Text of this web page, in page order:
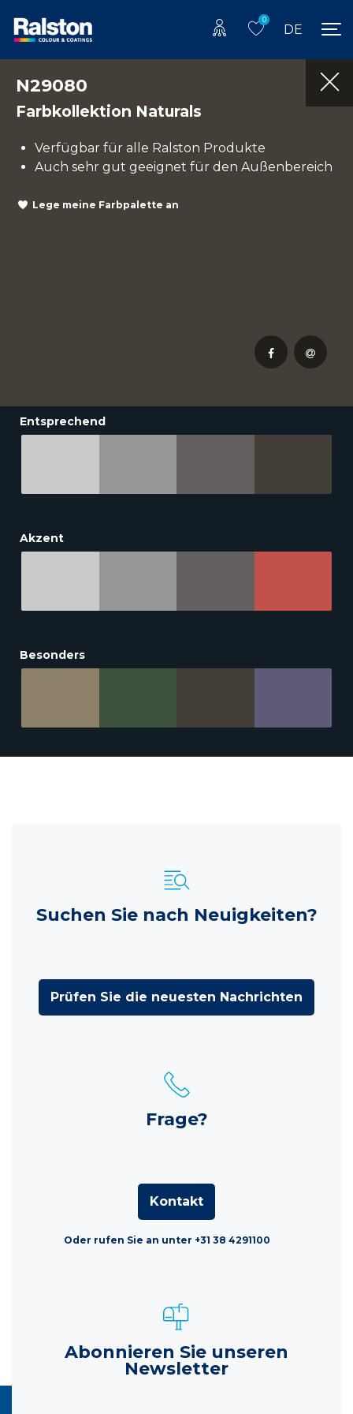
0
DE
N29080
Farbkollektion Naturals
Verfügbar für alle Ralston Produkte
Auch sehr gut geeignet für den Außenbereich
Lege meine Farbpalette an
Entsprechend
Akzent
Besonders
Suchen Sie nach Neuigkeiten?
Prüfen Sie die neuesten Nachrichten
Frage?
Kontakt
Oder rufen Sie an unter +31 38 4291100
Abonnieren Sie unseren
Newsletter